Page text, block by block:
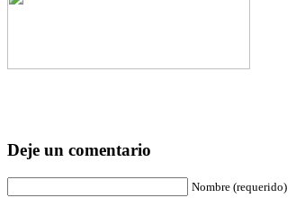
Deje un comentario
Nombre (requerido)